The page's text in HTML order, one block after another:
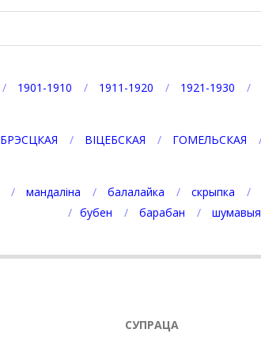
1901-1910 1911-1920 1921-1930
БРЭСЦКАЯ ВІЦЕБСКАЯ ГОМЕЛЬСКАЯ
мандаліна балалайка скрыпка
бубен
барабан шумавыя
СУПРАЦА